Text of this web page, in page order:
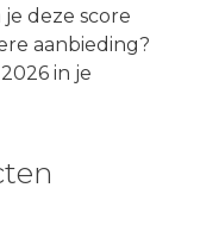
deze score
aanbieding?
in je